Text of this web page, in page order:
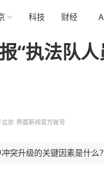
科技 财经
“执法队
北京 界面新闻官方账号
突升级的关键因素是什么？